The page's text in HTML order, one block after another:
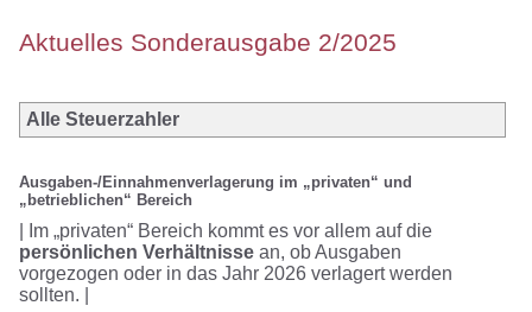
Aktuelles Sonderausgabe 2/2025
Alle Steuerzahler
Ausgaben-/Einnahmenverlagerung im „privaten“ und
„betrieblichen“ Bereich
| Im „privaten“ Bereich kommt es vor allem auf die
persönlichen Verhältnissean, ob Ausgaben
vorgezogen oder in das Jahr 2026 verlagert werden
sollten. |